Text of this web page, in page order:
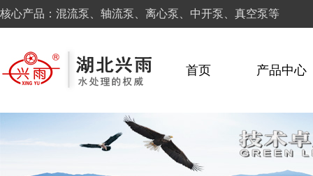
核心产品：混流泵、轴流泵、离心泵、中开泵、真空泵等
首页 产品中心